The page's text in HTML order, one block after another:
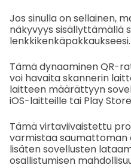
Jos sinulla on sellainen,
näkyvyys sisällyttämällä
lenkkikenkäpakkaukseesi.
Tämä dynaaminen QR-
voi havaita skannerin
laitteen määrättyyn
iOS-laitteille tai Play
Tämä virtaviivaistettu
varmistaa saumattoman
lisäten sovellusten
osallistumisen